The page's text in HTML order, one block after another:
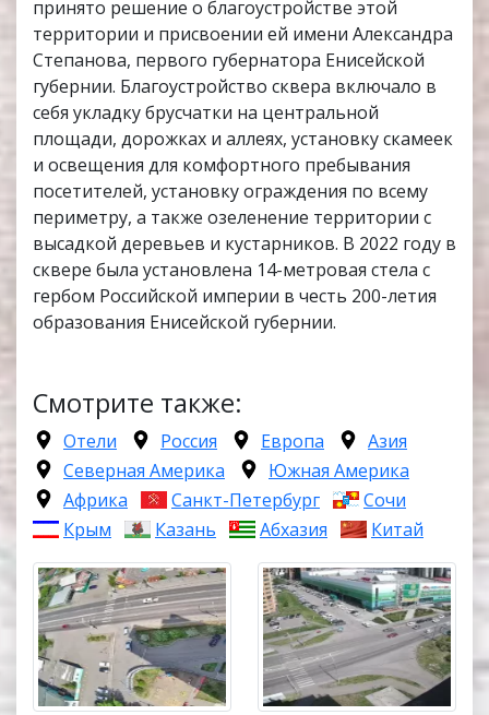
принято решение о благоустройстве этой
территории и присвоении ей имени Александра
Степанова, первого губернатора Енисейской
губернии. Благоустройство сквера включало в
себя укладку брусчатки на центральной
площади, дорожках и аллеях, установку скамеек
и освещения для комфортного пребывания
посетителей, установку ограждения по всему
периметру, а также озеленение территории с
высадкой деревьев и кустарников. В 2022 году в
сквере была установлена 14-метровая стела с
гербом Российской империи в честь 200-летия
образования Енисейской губернии.
Смотрите также:
Отели Россия Европа
Азия
Северная Америка
Южная Америка
Африка
Санкт-Петербург
Сочи
Крым
Казань Абхазия Китай